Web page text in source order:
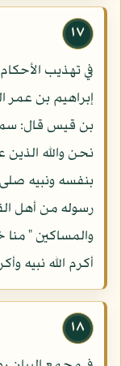
١٧
في تهذيب
إبراهيم بن عمر
بن قيس قال:
نحن والله الذين
بنفسه ونبيه صلى
رسوله من أهل
والمساكين "
أكرم الله نبيه
١٨